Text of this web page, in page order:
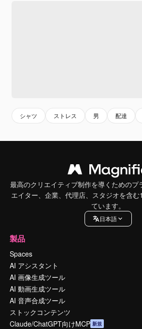
シャツ ストレス 男 配達
最高のクリエイティブ制作を導くためのプ
エイター、企業、代理店、スタジオを含
ています。
日本語
製品
Spaces
AI アシスタント
AI 画像生成ツール
AI 動画生成ツール
AI 音声合成ツール
ストックコンテンツ
Claude/ChatGPT向けMCP 新規